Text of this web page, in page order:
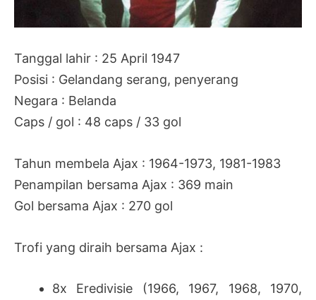
Tanggal lahir : 25 April 1947
Posisi : Gelandang serang, penyerang
Negara : Belanda
Caps / gol : 48 caps / 33 gol
Tahun membela Ajax : 1964-1973, 1981-1983
Penampilan bersama Ajax : 369 main
Gol bersama Ajax : 270 gol
Trofi yang diraih bersama Ajax :
8x Eredivisie (1966, 1967, 1968, 1970,